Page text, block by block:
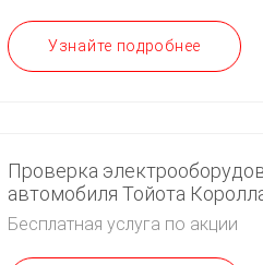
Узнайте подробнее
Проверка
автомобиля Тойота
Бесплатная услуга по акции